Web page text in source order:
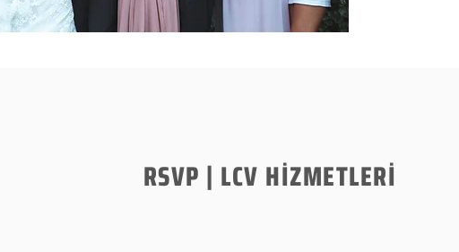
RSVP | LCV HİZMETLERİ